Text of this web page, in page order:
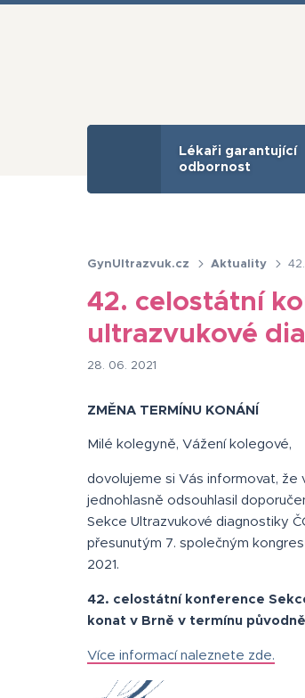
Lékaři garantující
odbornost
GynUltrazvuk.cz Aktuality
42. celostátní
ultrazvukové
28. 06. 2021
ZMĚNA TERMÍNU KONÁNÍ
Milé kolegyně, Vážení kolegové,
dovolujeme si Vás informovat, že
jednohlasně odsouhlasil
Sekce Ultrazvukové diagnostiky
přesunutým 7. společným
2021.
42. celostátní konference
konat v Brně v termínu
Více informací naleznete zde.